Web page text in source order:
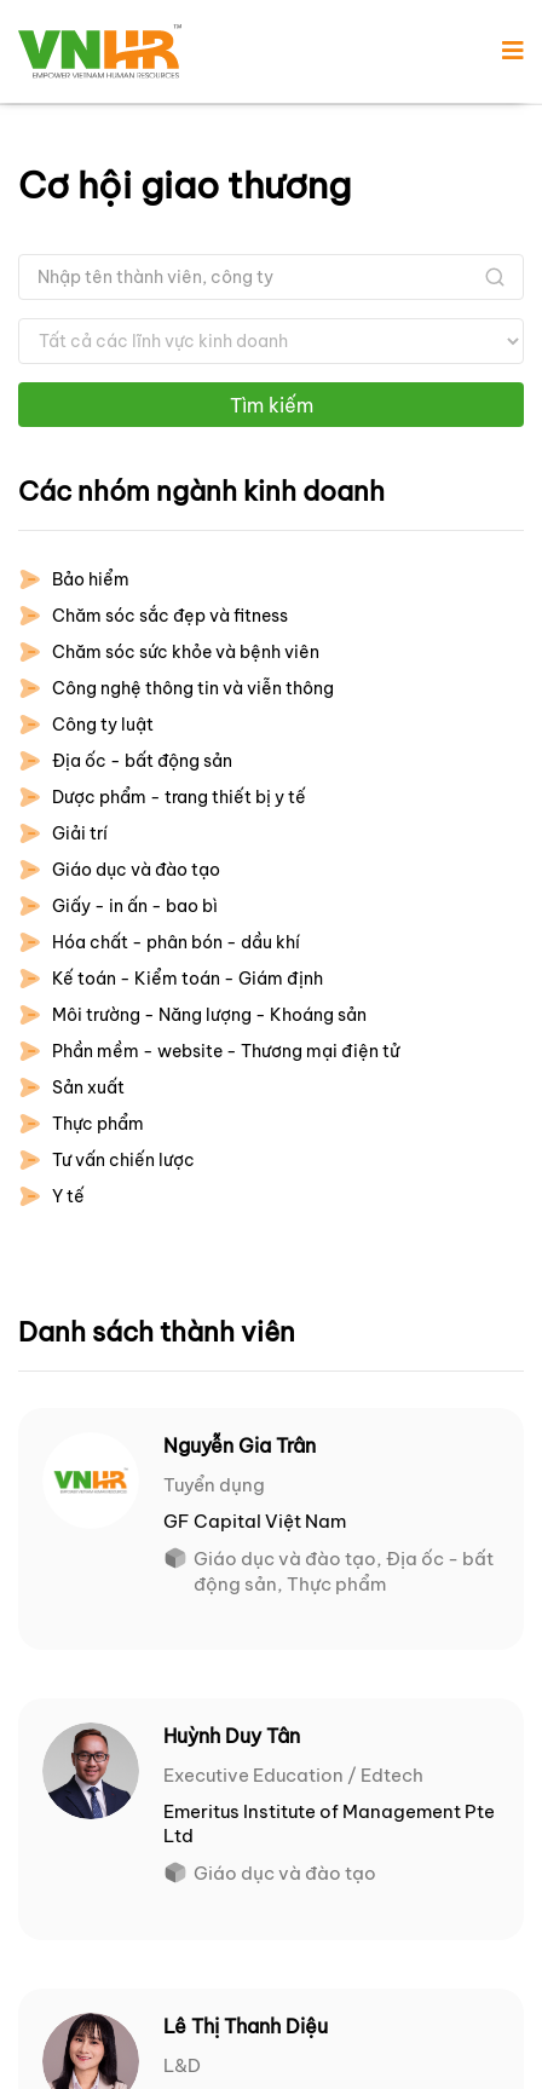
Cơ hội giao thương
Tìm kiếm
Các nhóm ngành kinh doanh
Bảo hiểm
Chăm sóc sắc đẹp và fitness
Chăm sóc sức khỏe và bệnh viên
Công nghệ thông tin và viễn thông
Công ty luật
Địa ốc - bất động sản
Dược phẩm - trang thiết bị y tế
Giải trí
Giáo dục và đào tạo
Giấy - in ấn - bao bì
Hóa chất - phân bón - dầu khí
Kế toán - Kiểm toán - Giám định
Môi trường - Năng lượng - Khoáng sản
Phần mềm - website - Thương mại điện tử
Sản xuất
Thực phẩm
Tư vấn chiến lược
Y tế
Danh sách thành viên
Nguyễn Gia Trân
Tuyển dụng
GF Capital Việt Nam
Giáo dục và đào tạo, Địa ốc - bất
động sản, Thực phẩm
Huỳnh Duy Tân
Executive Education / Edtech
Emeritus Institute of Management Pte
Ltd
Giáo dục và đào tạo
Lê Thị Thanh Diệu
L&D